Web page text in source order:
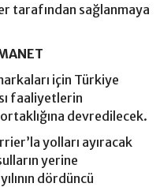
tarafından sağlanmaya
için Türkiye
faaliyetlerin
devredilecek.
yolları ayıracak
yerine
dördüncü